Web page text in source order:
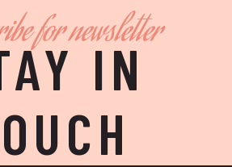
for newsletter
IN